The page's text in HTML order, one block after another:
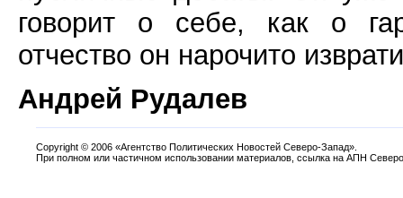
говорит о себе, как о
отчество он нарочито
Андрей Рудалев
Copyright © 2006 «Агентство Политических Новостей Северо-Запад».
При полном или частичном использовании материалов, ссылка на АПН